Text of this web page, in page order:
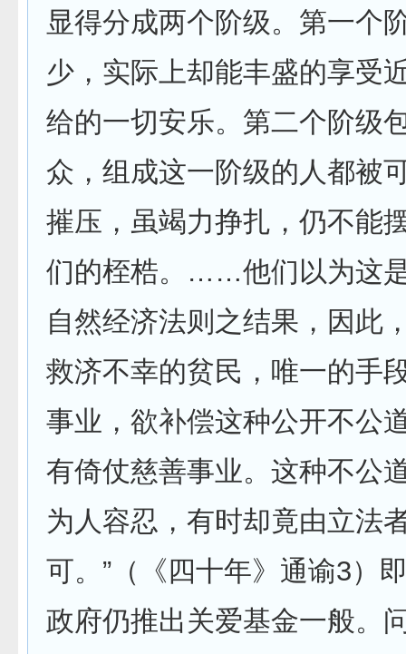
显得分成两个阶级。第一个
少，实际上却能丰盛的享受
给的一切安乐。第二个阶级
众，组成这一阶级的人都被
摧压，虽竭力挣扎，仍不能
们的桎梏。……他们以为这
自然经济法则之结果，因此
救济不幸的贫民，唯一的手
事业，欲补偿这种公开不公
有倚仗慈善事业。这种不公
为人容忍，有时却竟由立法
可。”（《四十年》通谕3）
政府仍推出关爱基金一般。